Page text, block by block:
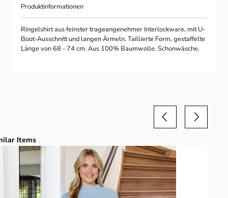
Produktinformationen
Ringelshirt aus feinster trageangenehmer Interlockware, mit U-
Boot-Ausschnitt und langen Ärmeln. Taillierte Form, gestaffelte
Länge von 68 - 74 cm. Aus 100% Baumwolle. Schonwäsche.
überspringen
Items